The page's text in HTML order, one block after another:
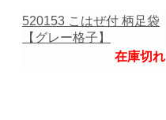
520153 こはぜ付 柄足袋
【グレー格子】
在庫切れ